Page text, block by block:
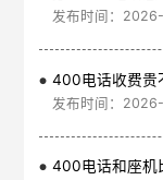
发布时间：
400电话收费贵
发布时间：